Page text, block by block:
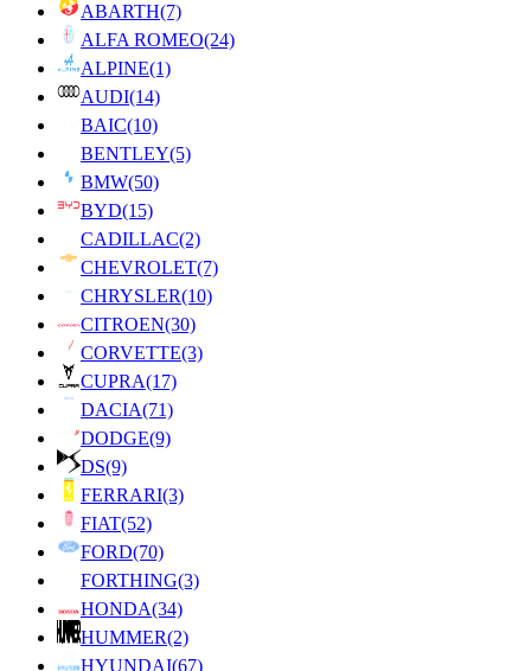
ABARTH(7)
ALFA ROMEO(24)
ALPINE(1)
AUDI(14)
BAIC(10)
BENTLEY(5)
BMW(50)
BYD(15)
CADILLAC(2)
CHEVROLET(7)
CHRYSLER(10)
CITROEN(30)
CORVETTE(3)
CUPRA(17)
DACIA(71)
DODGE(9)
DS(9)
FERRARI(3)
FIAT(52)
FORD(70)
FORTHING(3)
HONDA(34)
HUMMER(2)
HYUNDAI(67)